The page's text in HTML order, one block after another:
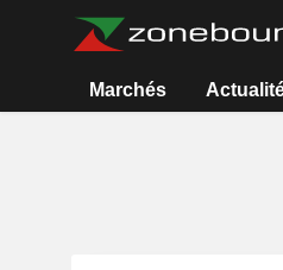
Marchés